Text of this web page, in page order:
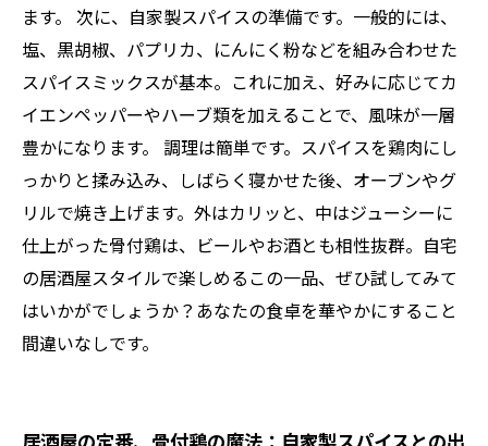
ます。 次に、自家製スパイスの準備です。一般的には、
塩、黒胡椒、パプリカ、にんにく粉などを組み合わせた
スパイスミックスが基本。これに加え、好みに応じてカ
イエンペッパーやハーブ類を加えることで、風味が一層
豊かになります。 調理は簡単です。スパイスを鶏肉にし
っかりと揉み込み、しばらく寝かせた後、オーブンやグ
リルで焼き上げます。外はカリッと、中はジューシーに
仕上がった骨付鶏は、ビールやお酒とも相性抜群。自宅
の居酒屋スタイルで楽しめるこの一品、ぜひ試してみて
はいかがでしょうか？あなたの食卓を華やかにすること
間違いなしです。